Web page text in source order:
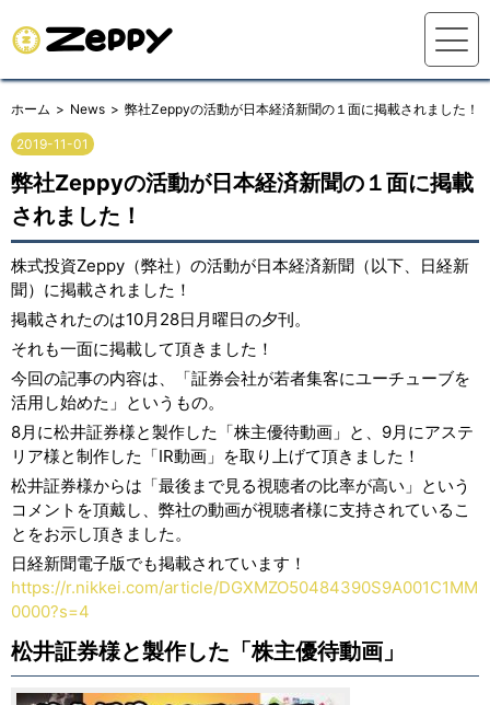
ホーム News 弊社Zeppyの活動が日本経済新聞の１面に掲載されました！
2019-11-01
弊社Zeppyの活動が日本経済新聞の１面に掲載
されました！
株式投資Zeppy（弊社）の活動が日本経済新聞（以下、日経新
聞）に掲載されました！
掲載されたのは10月28日月曜日の夕刊。
それも一面に掲載して頂きました！
今回の記事の内容は、「証券会社が若者集客にユーチューブを
活用し始めた」というもの。
8月に松井証券様と製作した「株主優待動画」と、9月にアステ
リア様と制作した「IR動画」を取り上げて頂きました！
松井証券様からは「最後まで見る視聴者の比率が高い」という
コメントを頂戴し、弊社の動画が視聴者様に支持されているこ
とをお示し頂きました。
日経新聞電子版でも掲載されています！
https://r.nikkei.com/article/DGXMZO50484390S9A001C1MM
0000?s=4
松井証券様と製作した「株主優待動画」